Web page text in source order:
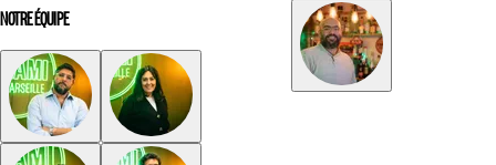
NOTRE ÉQUIPE